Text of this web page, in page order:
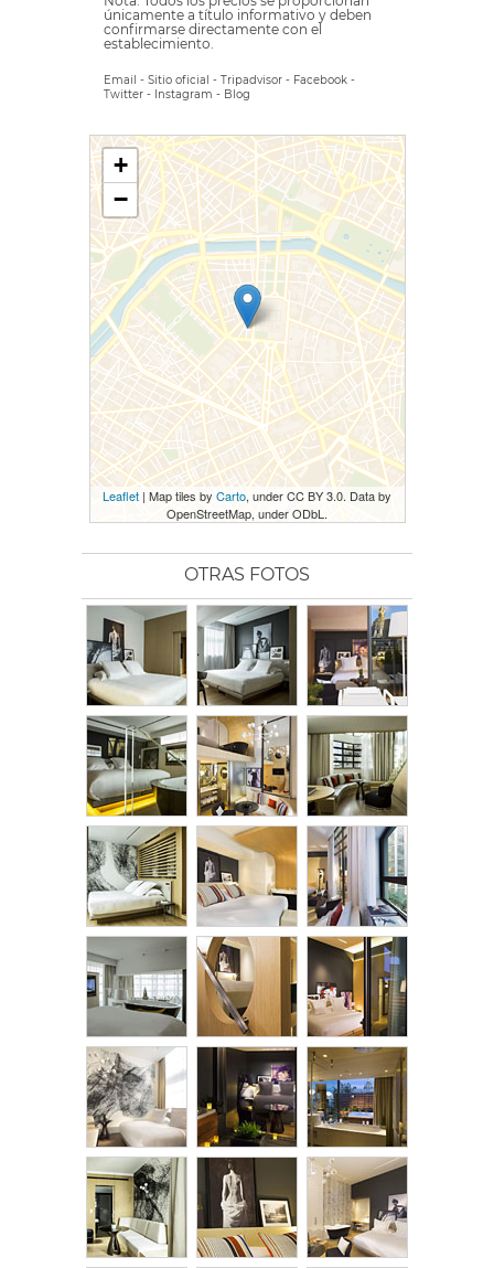
únicamente a título informativo y deben
confirmarse directamente con el
establecimiento.
Email - Sitio oficial - Tripadvisor - Facebook -
Twitter - Instagram - Blog
+
−
Leaflet | Map tiles by Carto, under CC BY 3.0. Data by
OpenStreetMap, under ODbL.
OTRAS FOTOS